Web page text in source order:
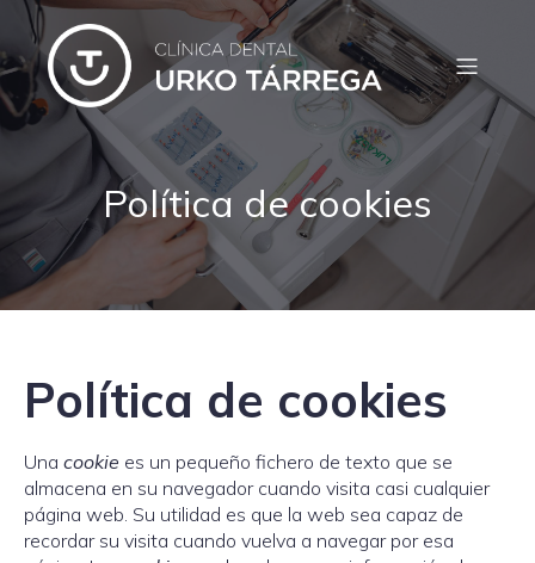
Política de cookies
Política de cookies
Una cookie es un pequeño fichero de texto que se
almacena en su navegador cuando visita casi cualquier
página web. Su utilidad es que la web sea capaz de
recordar su visita cuando vuelva a navegar por esa